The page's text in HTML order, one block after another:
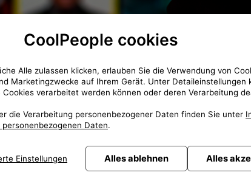
CoolPeople cookies
Alle zulassen klicken, erlauben Sie die Verwendung von
Marketingzwecke auf Ihrem Gerät. Unter Detaileinstellungen
verarbeitet werden können oder deren Verarbeitung
die Verarbeitung personenbezogener Daten finden Sie unter
Daten.
Einstellungen Alles ablehnen Alles